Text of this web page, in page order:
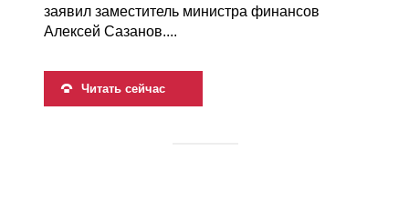
заявил заместитель министра финансов
Алексей Сазанов....
Читать сейчас